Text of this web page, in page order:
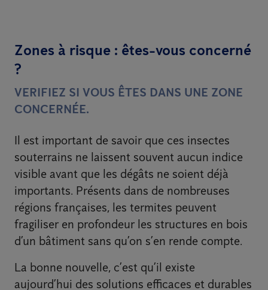
Zones à risque : êtes-vous concerné
?
VERIFIEZ SI VOUS ÊTES DANS UNE ZONE
CONCERNÉE.
Il est important de savoir que ces insectes
souterrains ne laissent souvent aucun indice
visible avant que les dégâts ne soient déjà
importants. Présents dans de nombreuses
régions françaises, les termites peuvent
fragiliser en profondeur les structures en bois
d’un bâtiment sans qu’on s’en rende compte.
La bonne nouvelle, c’est qu’il existe
aujourd’hui des solutions efficaces et durables